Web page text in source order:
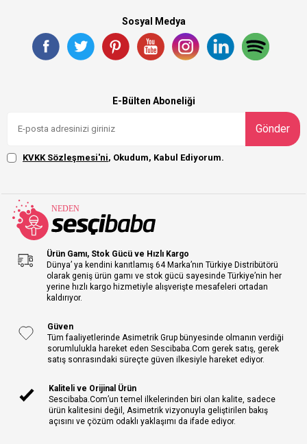
Sosyal Medya
E-Bülten Aboneliği
Gönder
KVKK Sözleşmesi'ni, Okudum, Kabul Ediyorum.
Ürün Gamı, Stok Gücü ve Hızlı Kargo
Dünya’ ya kendini kanıtlamış 64 Marka’nın Türkiye Distribütörü
olarak geniş ürün gamı ve stok gücü sayesinde Türkiye’nin her
yerine hızlı kargo hizmetiyle alışverişte mesafeleri ortadan
kaldırıyor.
Güven
Tüm faaliyetlerinde Asimetrik Grup bünyesinde olmanın verdiği
sorumlulukla hareket eden Sescibaba.Com gerek satış, gerek
satış sonrasındaki süreçte güven ilkesiyle hareket ediyor.
Kaliteli ve Orijinal Ürün
Sescibaba.Com’un temel ilkelerinden biri olan kalite, sadece
ürün kalitesini değil, Asimetrik vizyonuyla geliştirilen bakış
açısını ve çözüm odaklı yaklaşımı da ifade ediyor.